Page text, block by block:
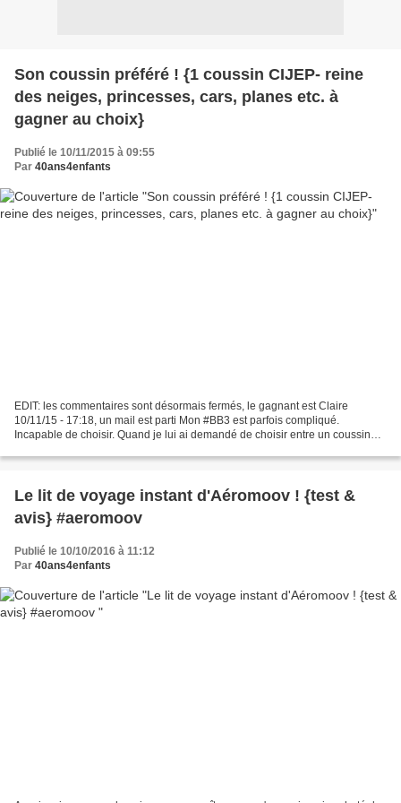
Son coussin préféré ! {1 coussin CIJEP- reine
des neiges, princesses, cars, planes etc. à
gagner au choix}
Publié le 10/11/2015 à 09:55
Par 40ans4enfants
EDIT: les commentaires sont désormais fermés, le gagnant est Claire
10/11/15 - 17:18, un mail est parti Mon #BB3 est parfois compliqué.
Incapable de choisir. Quand je lui ai demandé de choisir entre un coussin
Le lit de voyage instant d'Aéromoov ! {test &
avis} #aeromoov
Publié le 10/10/2016 à 11:12
Par 40ans4enfants